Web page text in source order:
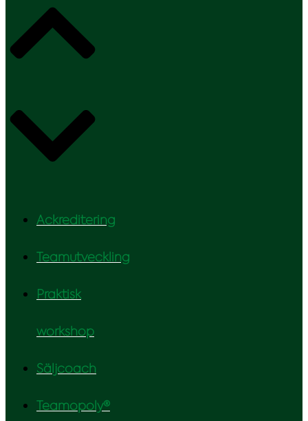
Ackreditering
Teamutveckling
Praktisk
workshop
Säljcoach
Teamopoly®